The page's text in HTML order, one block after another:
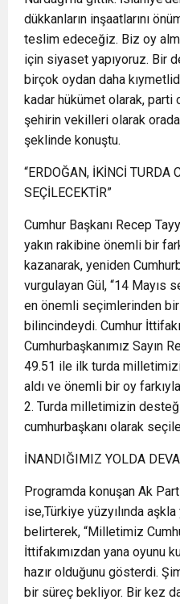
dükkanların inşaatlarını
teslim edeceğiz. Biz oy
için siyaset yapıyoruz. Bir
birçok oydan daha
kadar hükümet olarak, parti
şehirin vekilleri olarak
şeklinde konuştu.
“ERDOĞAN, İKİNCİ TURDA
SEÇİLECEKTİR”
Cumhur Başkanı Recep
yakın rakibine önemli bir
kazanarak, yeniden
vurgulayan Gül, “14 Mayıs
en önemli seçimlerinden
bilincindeydi. Cumhur İttifakı
Cumhurbaşkanımız Sayın
49.51 ile ilk turda
aldı ve önemli bir oy
2. Turda milletimizin
cumhurbaşkanı olarak
İNANDIĞIMIZ YOLDA
Programda konuşan Ak
ise,Türkiye yüzyılında
belirterek, “Milletimiz
İttifakımızdan yana oyunu
hazır olduğunu gösterdi.
bir süreç bekliyor. Bir kez